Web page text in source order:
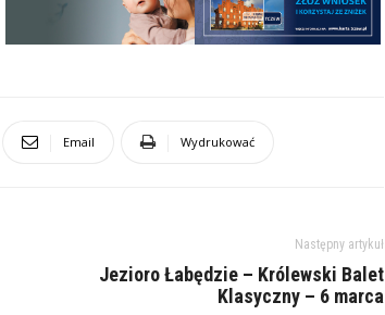
Email Wydrukować
Następny artykuł
Jezioro Łabędzie – Królewski Balet
Klasyczny – 6 marca